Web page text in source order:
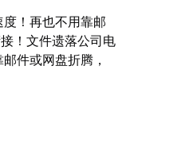
！再也不用靠邮
！文件遗落公司电
件或网盘折腾，